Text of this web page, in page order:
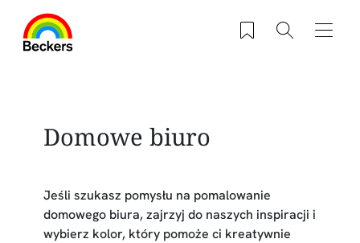
Zapisane produkty
Szukaj
Domowe biuro
Jeśli szukasz pomysłu na pomalowanie
domowego biura, zajrzyj do naszych inspiracji i
wybierz kolor, który pomoże ci kreatywnie